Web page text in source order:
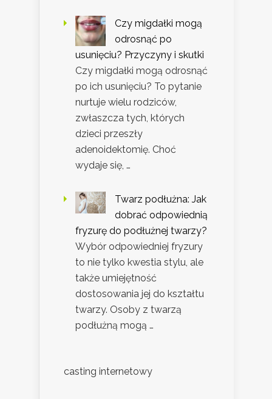
Czy migdałki mogą
odrosnąć po
usunięciu? Przyczyny i skutki
Czy migdałki mogą odrosnąć
po ich usunięciu? To pytanie
nurtuje wielu rodziców,
zwłaszcza tych, których
dzieci przeszły
adenoidektomię. Choć
wydaje się, …
Twarz podłużna: Jak
dobrać odpowiednią
fryzurę do podłużnej twarzy?
Wybór odpowiedniej fryzury
to nie tylko kwestia stylu, ale
także umiejętność
dostosowania jej do kształtu
twarzy. Osoby z twarzą
podłużną mogą …
casting internetowy